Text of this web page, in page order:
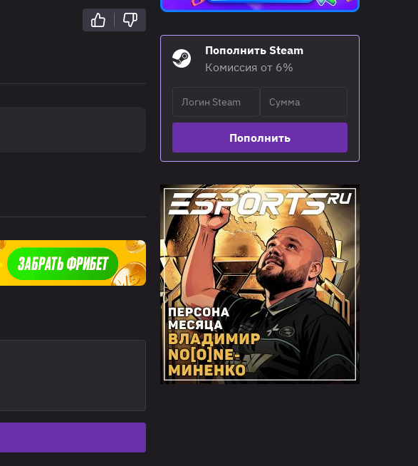
Пополнить Steam
Комиссия от 6%
Пополнить